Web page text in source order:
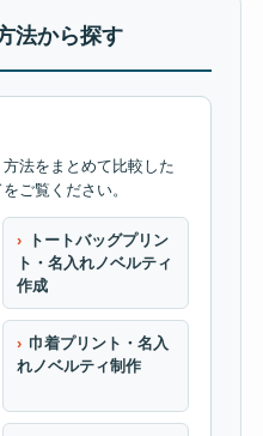
法から探す
法をまとめて比較した
ご覧ください。
トートバッグプリン
ト・名入れノベルティ
作成
巾着プリント・名入
れノベルティ制作